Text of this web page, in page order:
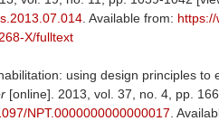
Available from: https://
X/fulltext
using design principles to
[online]. 2013, vol. 37, no. 4, pp.
NPT.0000000000000017 .